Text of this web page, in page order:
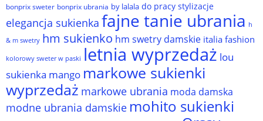
bonprix sweter bonprix ubrania by lalala do pracy stylizacje
elegancja sukienka fajne tanie ubrania h
& m swetry hm sukienko hm swetry damskie italia fashion
kolorowy sweter w paski letnia wyprzedaż lou
sukienka mango markowe sukienki
wyprzedaż markowe ubrania moda damska
modne ubrania damskie mohito sukienki